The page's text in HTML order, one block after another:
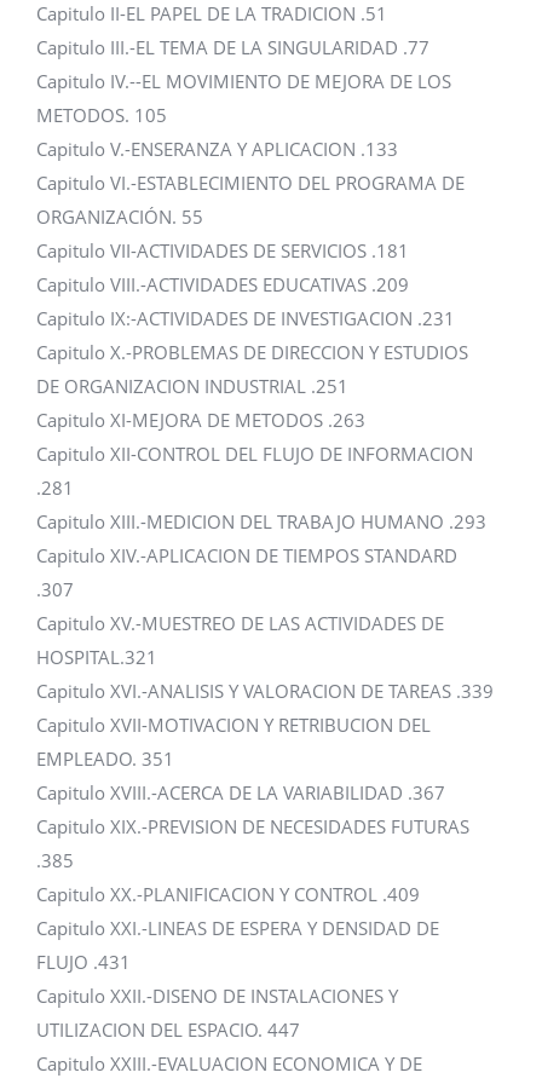
Capitulo II-EL PAPEL DE LA TRADICION .51
Capitulo III.-EL TEMA DE LA SINGULARIDAD .77
Capitulo IV.--EL MOVIMIENTO DE MEJORA DE LOS
METODOS. 105
Capitulo V.-ENSERANZA Y APLICACION .133
Capitulo VI.-ESTABLECIMIENTO DEL PROGRAMA DE
ORGANIZACIÓN. 55
Capitulo VII-ACTIVIDADES DE SERVICIOS .181
Capitulo VIII.-ACTIVIDADES EDUCATIVAS .209
Capitulo IX:-ACTIVIDADES DE INVESTIGACION .231
Capitulo X.-PROBLEMAS DE DIRECCION Y ESTUDIOS
DE ORGANIZACION INDUSTRIAL .251
Capitulo XI-MEJORA DE METODOS .263
Capitulo XII-CONTROL DEL FLUJO DE INFORMACION
.281
Capitulo XIII.-MEDICION DEL TRABAJO HUMANO .293
Capitulo XIV.-APLICACION DE TIEMPOS STANDARD
.307
Capitulo XV.-MUESTREO DE LAS ACTIVIDADES DE
HOSPITAL.321
Capitulo XVI.-ANALISIS Y VALORACION DE TAREAS .339
Capitulo XVII-MOTIVACION Y RETRIBUCION DEL
EMPLEADO. 351
Capitulo XVIII.-ACERCA DE LA VARIABILIDAD .367
Capitulo XIX.-PREVISION DE NECESIDADES FUTURAS
.385
Capitulo XX.-PLANIFICACION Y CONTROL .409
Capitulo XXI.-LINEAS DE ESPERA Y DENSIDAD DE
FLUJO .431
Capitulo XXII.-DISENO DE INSTALACIONES Y
UTILIZACION DEL ESPACIO. 447
Capitulo XXIII.-EVALUACION ECONOMICA Y DE